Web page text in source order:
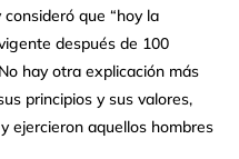
que “hoy la
después de 100
hay otra explicación más
principios y sus valores,
ejercieron aquellos hombres